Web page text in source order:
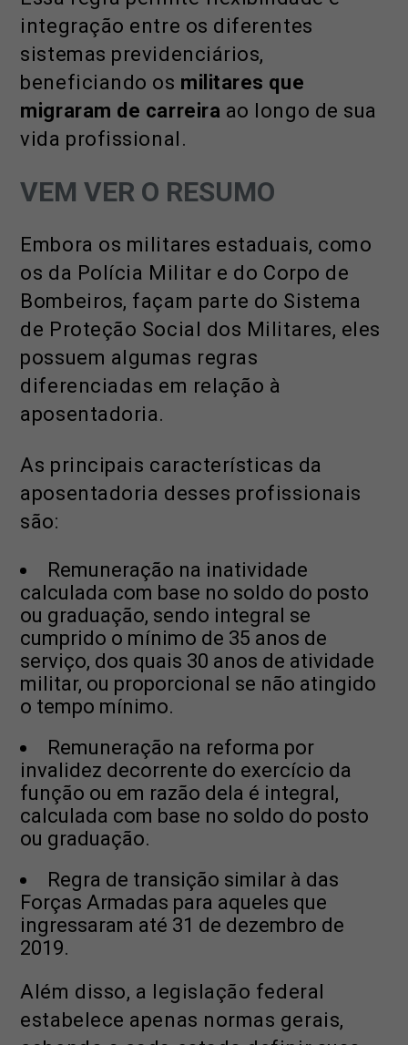
integração entre os diferentes
sistemas previdenciários,
beneficiando os militares que
migraram de carreira ao longo de sua
vida profissional.
VEM VER O RESUMO
Embora os militares estaduais, como
os da Polícia Militar e do Corpo de
Bombeiros, façam parte do Sistema
de Proteção Social dos Militares, eles
possuem algumas regras
diferenciadas em relação à
aposentadoria.
As principais características da
aposentadoria desses profissionais
são:
Remuneração na inatividade
calculada com base no soldo do posto
ou graduação, sendo integral se
cumprido o mínimo de 35 anos de
serviço, dos quais 30 anos de atividade
militar, ou proporcional se não atingido
o tempo mínimo.
Remuneração na reforma por
invalidez decorrente do exercício da
função ou em razão dela é integral,
calculada com base no soldo do posto
ou graduação.
Regra de transição similar à das
Forças Armadas para aqueles que
ingressaram até 31 de dezembro de
2019.
Além disso, a legislação federal
estabelece apenas normas gerais,